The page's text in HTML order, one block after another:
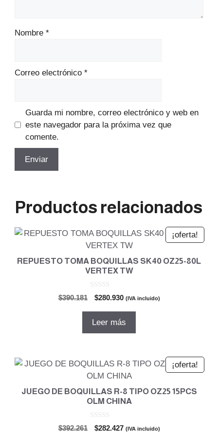
Nombre *
Correo electrónico *
Guarda mi nombre, correo electrónico y web en
este navegador para la próxima vez que
comente.
Productos relacionados
¡oferta!
REPUESTO TOMA BOQUILLAS SK40 OZ25-80L
VERTEX TW
$390.181
El
original
$280.930El(IVA incluido)
Leer más
¡oferta!
JUEGO DE BOQUILLAS R-8 TIPO OZ25 15PCS
OLM CHINA
$392.261
El
$282.427El(IVA incluido)